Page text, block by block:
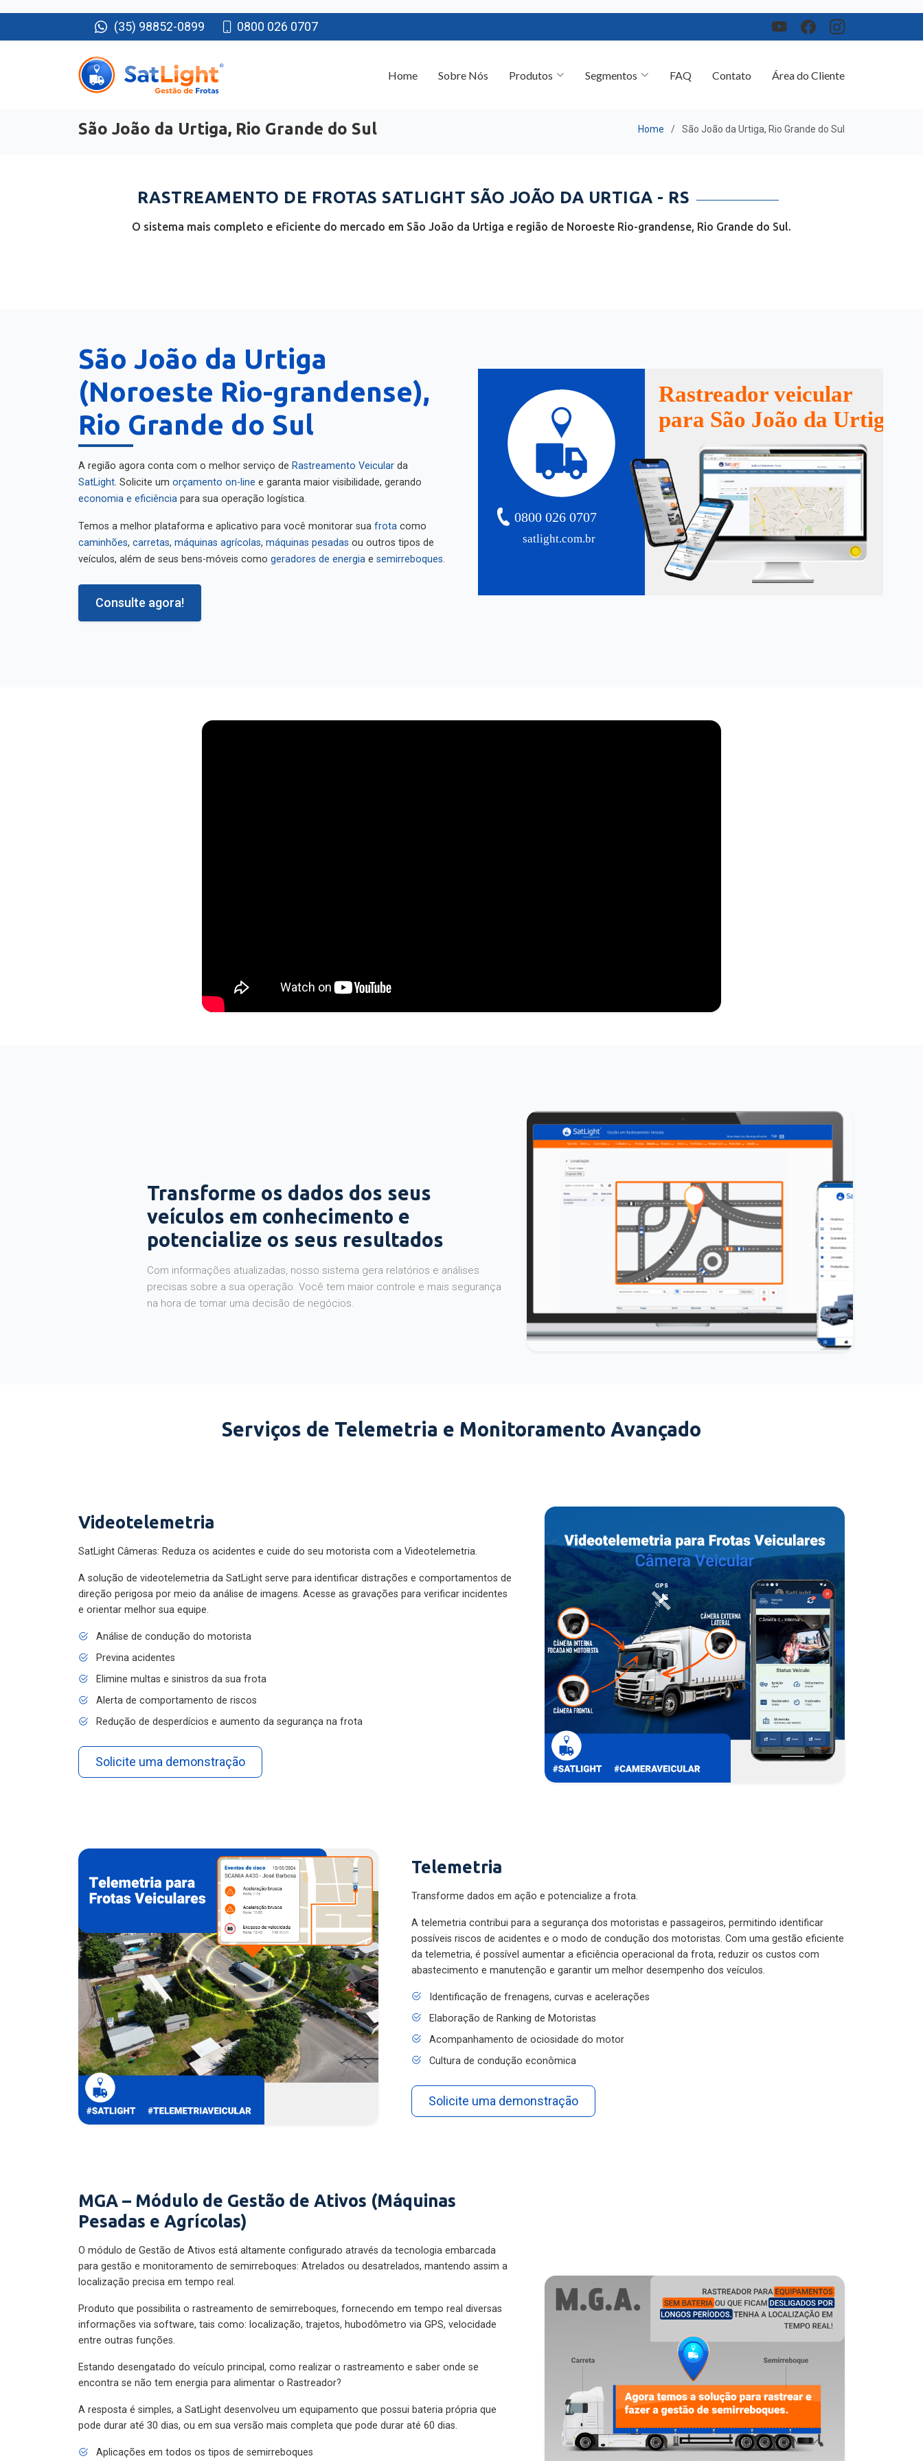
(35) 98852-0899 0800 026 0707
São João da Urtiga, Rio Grande do Sul
RASTREAMENTO DE FROTAS SATLIGHT SÃO JOÃO DA URTIGA - RS
O sistema mais completo e eficiente do mercado em São João da Urtiga e região de Noroeste Rio-grandense, Rio Grande do Sul.
São João da Urtiga
(Noroeste Rio-grandense),
Rio Grande do Sul
A região agora conta com o melhor serviço de Rastreamento Veicular
da
SatLight
. Solicite um orçamento on-line
e garanta maior visibilidade, gerando
economia e eficiência
para sua operação logística.
Temos a melhor plataforma e aplicativo para você monitorar sua frota
caminhões
máquinas agrícolas máquinas pesadas
ou outros tipos de
veículos, além de seus bens-móveis como
geradores de energia semirreboques
Consulte agora!
satlight.com.br
0800 026 0707
Rastreador veicular
para São João da Urtiga
Transforme os dados dos seus
veículos em conhecimento e
potencialize os seus resultados
Com informações atualizadas, nosso sistema gera relatórios e análises
precisas sobre a sua operação. Você tem maior controle e mais segurança
na hora de tomar uma decisão de negócios.
Serviços de Telemetria e Monitoramento Avançado
Videotelemetria
SatLight Câmeras: Reduza os acidentes e cuide do seu motorista com a Videotelemetria.
A solução de videotelemetria da SatLight serve para identificar distrações e comportamentos de
direção perigosa por meio da análise de imagens. Acesse as gravações para verificar incidentes
e orientar melhor sua equipe.
Análise de condução do motorista
Previna acidentes
Elimine multas e sinistros da sua frota
Alerta de comportamento de riscos
Redução de desperdícios e aumento da segurança na frota
Solicite uma demonstração
Telemetria
Transforme dados em ação e potencialize a frota.
A telemetria contribui para a segurança dos motoristas e passageiros, permitindo identificar
possíveis riscos de acidentes e o modo de condução dos motoristas. Com uma gestão eficiente
da telemetria, é possível aumentar a eficiência operacional da frota, reduzir os custos com
abastecimento e manutenção e garantir um melhor desempenho dos veículos.
Identificação de frenagens, curvas e acelerações
Elaboração de Ranking de Motoristas
Acompanhamento de ociosidade do motor
Cultura de condução econômica
Solicite uma demonstração
MGA – Módulo de Gestão de Ativos (Máquinas
Pesadas e Agrícolas)
O módulo de Gestão de Ativos está altamente configurado através da tecnologia embarcada
para gestão e monitoramento de semirreboques: Atrelados ou desatrelados, mantendo assim a
localização precisa em tempo real.
Produto que possibilita o rastreamento de semirreboques, fornecendo em tempo real diversas
informações via software, tais como: localização, trajetos, hubodômetro via GPS, velocidade
entre outras funções.
Estando desengatado do veículo principal, como realizar o rastreamento e saber onde se
encontra se não tem energia para alimentar o Rastreador?
A resposta é simples, a SatLight desenvolveu um equipamento que possui bateria própria que
pode durar até 30 dias, ou em sua versão mais completa que pode durar até 60 dias.
Aplicações em todos os tipos de semirreboques